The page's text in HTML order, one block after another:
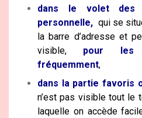
dans le volet des
personnelle, qui se
la barre d’adresse et
visible, pour les
fréquemment,
dans la partie favoris
n’est pas visible tout le
laquelle on accède